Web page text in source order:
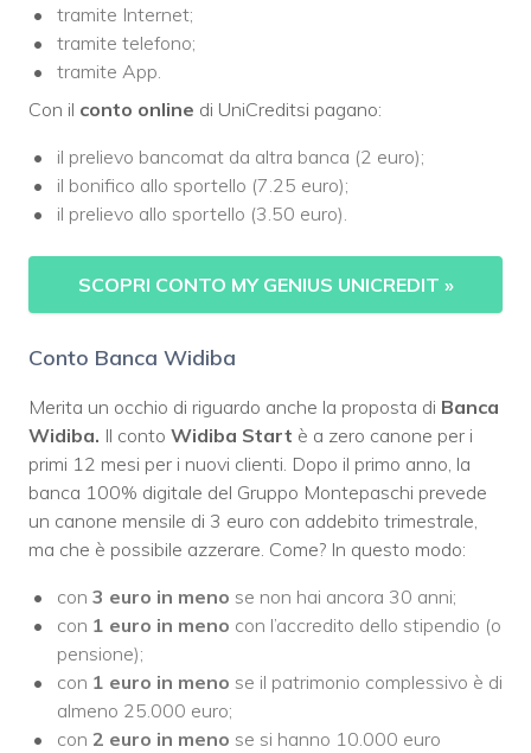
tramite Internet;
tramite telefono;
tramite App.
Con il conto online di UniCreditsi pagano:
il prelievo bancomat da altra banca (2 euro);
il bonifico allo sportello (7.25 euro);
il prelievo allo sportello (3.50 euro).
SCOPRI CONTO MY GENIUS UNICREDIT »
Conto Banca Widiba
Merita un occhio di riguardo anche la proposta di Banca
Widiba. Il conto Widiba Start è a zero canone per i
primi 12 mesi per i nuovi clienti. Dopo il primo anno, la
banca 100% digitale del Gruppo Montepaschi prevede
un canone mensile di 3 euro con addebito trimestrale,
ma che è possibile azzerare. Come? In questo modo:
con 3 euro in meno se non hai ancora 30 anni;
con 1 euro in meno con l’accredito dello stipendio (o
pensione);
con 1 euro in meno se il patrimonio complessivo è di
almeno 25.000 euro;
con 2 euro in meno se si hanno 10.000 euro